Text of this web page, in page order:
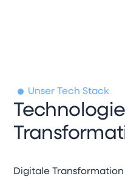
Unser Tech Stack
Digitale